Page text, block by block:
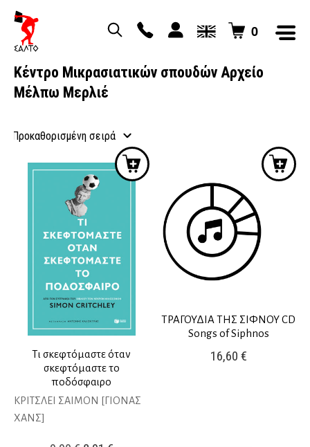
0
Κέντρο Μικρασιατικών σπουδών Aρχείο
Μέλπω Μερλιέ
Τι σκεφτόμαστε όταν
σκεφτόμαστε το
ποδόσφαιρο
ΚΡΙΤΣΛΕΙ ΣΑΙΜΟΝ [ΓΙΟΝΑΣ
ΧΑΝΣ]
ΤΡΑΓΟΥΔΙΑ ΤΗΣ ΣΙΦΝΟΥ CD
Songs of Siphnos
16,60 €